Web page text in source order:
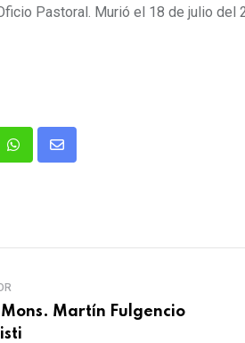
Pastoral. Murió el 18 de julio del
Martín Fulgencio